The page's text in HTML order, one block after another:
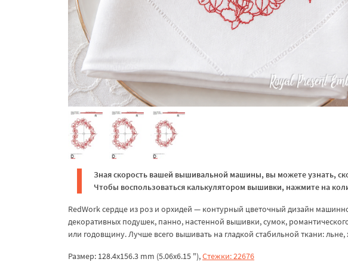
Зная скорость вашей вышивальной машины, вы можете узнать,
Чтобы воспользоваться калькулятором вышивки, нажмите на
RedWork сердце из роз и орхидей — контурный цветочный дизайн
декоративных подушек, панно, настенной вышивки, сумок,
или годовщину. Лучше всего вышивать на гладкой стабильной ткани:
Размер: 128.4x156.3 mm (5.06x6.15 "),Стежки: 22676